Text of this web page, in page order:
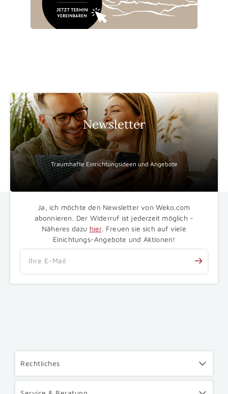
Newsletter
Traumhafte Einrichtungsideen und Angebote
Ja, ich möchte den Newsletter von Weko.com
abonnieren. Der Widerruf ist jederzeit möglich -
Näheres dazu hier. Freuen sie sich auf viele
Einichtungs-Angebote und Aktionen!
Ihre E-Mail
Rechtliches